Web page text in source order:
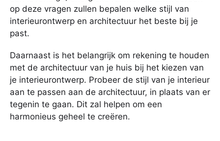
op deze vragen zullen bepalen welke stijl van
interieurontwerp en architectuur het beste bij je
past.
Daarnaast is het belangrijk om rekening te houden
met de architectuur van je huis bij het kiezen van
je interieurontwerp. Probeer de stijl van je interieur
aan te passen aan de architectuur, in plaats van er
tegenin te gaan. Dit zal helpen om een
harmonieus geheel te creëren.